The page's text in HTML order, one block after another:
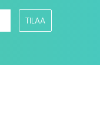
TILAA